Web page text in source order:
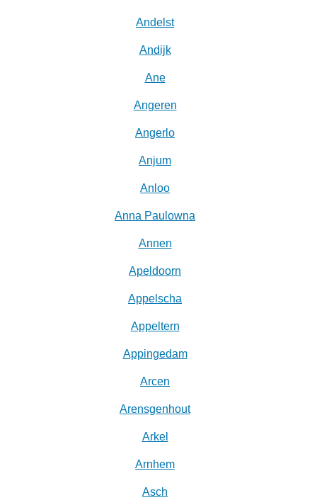
Andelst
Andijk
Ane
Angeren
Angerlo
Anjum
Anloo
Anna Paulowna
Annen
Apeldoorn
Appelscha
Appeltern
Appingedam
Arcen
Arensgenhout
Arkel
Arnhem
Asch